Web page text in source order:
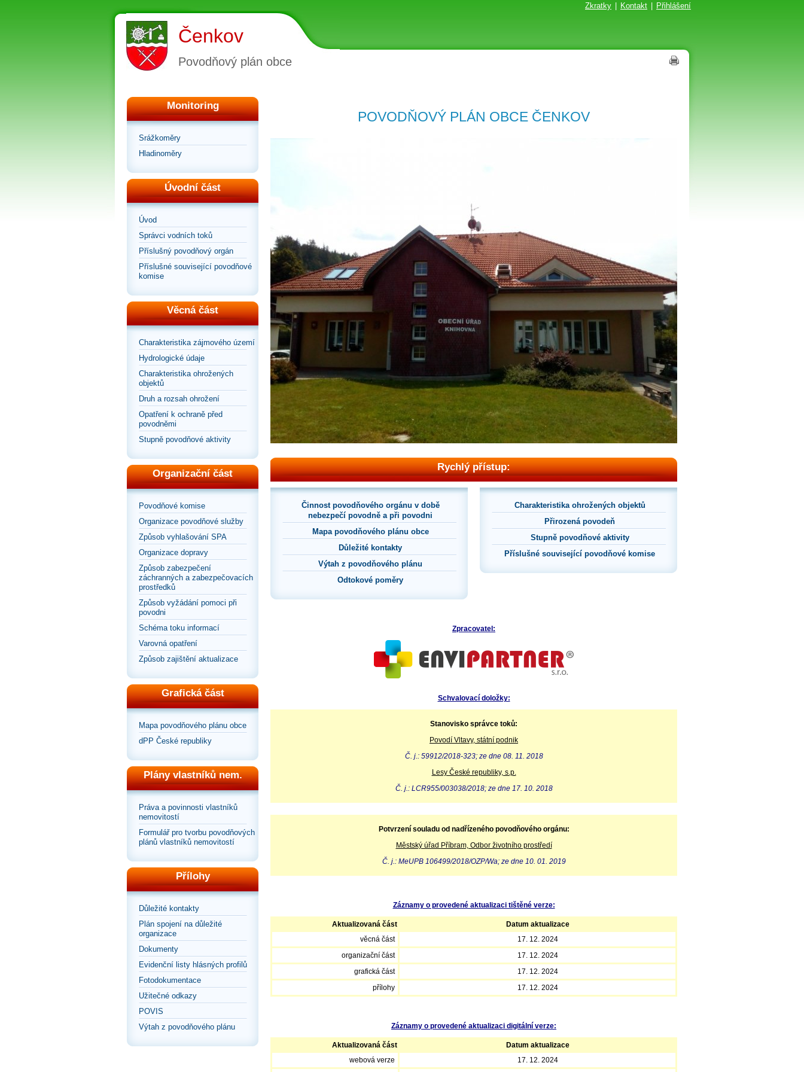
Zkratky Kontakt Přihlášení
Čenkov
Povodňový plán obce
Monitoring
Srážkoměry
Hladinoměry
Úvodní část
Úvod
Správci vodních toků
Příslušný povodňový orgán
Příslušné související povodňové
komise
Věcná část
Charakteristika zájmového území
Hydrologické údaje
Charakteristika ohrožených
objektů
Druh a rozsah ohrožení
Opatření k ochraně před
povodněmi
Stupně povodňové aktivity
Organizační část
Povodňové komise
Organizace povodňové služby
Způsob vyhlašování SPA
Organizace dopravy
Způsob zabezpečení
záchranných a zabezpečovacích
prostředků
Způsob vyžádání pomoci při
povodni
Schéma toku informací
Varovná opatření
Způsob zajištění aktualizace
Grafická část
Mapa povodňového plánu obce
dPP České republiky
Plány vlastníků nem.
Práva a povinnosti vlastníků
nemovitostí
Formulář pro tvorbu povodňových
plánů vlastníků nemovitostí
Přílohy
Důležité kontakty
Plán spojení na důležité
organizace
Dokumenty
Evidenční listy hlásných profilů
Fotodokumentace
Užitečné odkazy
POVIS
Výtah z povodňového plánu
POVODŇOVÝ PLÁN OBCE ČENKOV
Rychlý přístup:
Činnost povodňového orgánu v době
nebezpečí povodně a při povodni
Mapa povodňového plánu obce
Důležité kontakty
Výtah z povodňového plánu
Odtokové poměry
Charakteristika ohrožených objektů
Přirozená povodeň
Stupně povodňové aktivity
Příslušné související povodňové komise
Zpracovatel:
Schvalovací doložky:
Stanovisko správce toků:
Povodí Vltavy, státní podnik
Č. j.: 59912/2018-323; ze dne 08. 11. 2018
Lesy České republiky, s.p.
Č. j.: LCR955/003038/2018; ze dne 17. 10. 2018
Potvrzení souladu od nadřízeného povodňového orgánu:
Městský úřad Příbram, Odbor životního prostředí
Č. j.: MeUPB 106499/2018/OZP/Wa; ze dne 10. 01. 2019
Záznamy o provedené aktualizaci tištěné verze:
Aktualizovaná část
Datum aktualizace
věcná část
17. 12. 2024
organizační část
17. 12. 2024
grafická část
17. 12. 2024
přílohy
17. 12. 2024
Záznamy o provedené aktualizaci digitální verze:
Aktualizovaná část
Datum aktualizace
webová verze
17. 12. 2024